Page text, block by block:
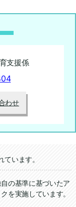
支援係
わせ
います。
の基準に基づいたア
を実施しています。